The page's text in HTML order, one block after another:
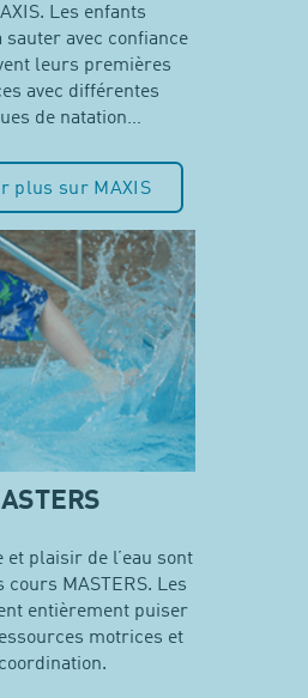
Les enfants
sauter avec confiance
leurs premières
avec différentes
de natation…
plus sur MAXIS
et plaisir de l’eau sont
cours MASTERS. Les
entièrement puiser
motrices et